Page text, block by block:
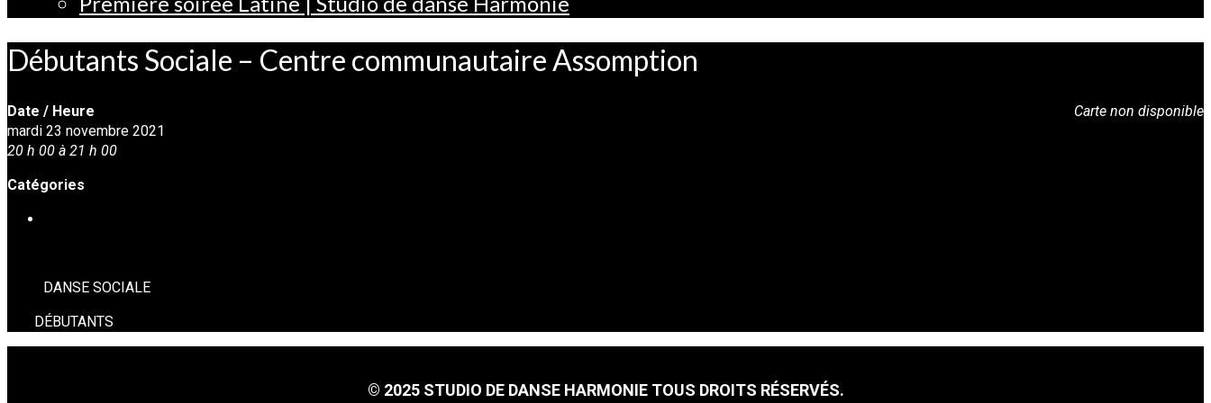
Débutants Sociale – Centre communautaire Assomption
Carte non disponible
Date / Heure
mardi 23 novembre 2021
20 h 00 à 21 h 00
Catégories
DANSE SOCIALE
DÉBUTANTS
© 2025 STUDIO DE DANSE HARMONIE TOUS DROITS RÉSERVÉS.